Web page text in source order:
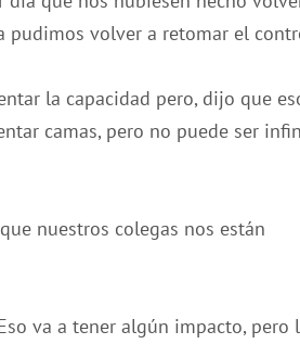
pudimos volver a retomar el
la capacidad pero, dijo que
camas, pero no puede ser
nuestros colegas nos están
va a tener algún impacto, pero